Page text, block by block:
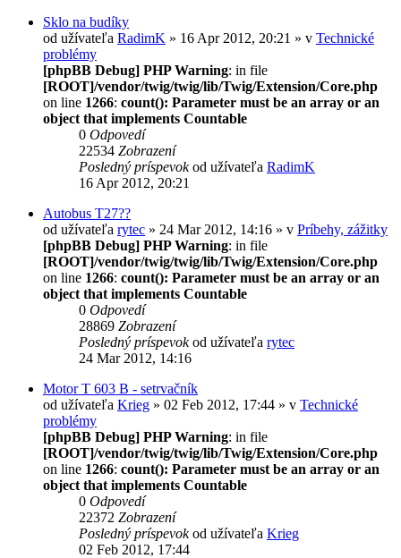
Sklo na budíky
od užívateľa RadimK » 16 Apr 2012, 20:21 » v Technické
problémy
[phpBB Debug] PHP Warning: in file
[ROOT]/vendor/twig/twig/lib/Twig/Extension/Core.php
on line 1266: count(): Parameter must be an array or an
object that implements Countable
0 Odpovedí
22534 Zobrazení
Posledný príspevokod užívateľa RadimK
16 Apr 2012, 20:21
Autobus T27??
od užívateľa rytec » 24 Mar 2012, 14:16 » v Príbehy, zážitky
[phpBB Debug] PHP Warning: in file
[ROOT]/vendor/twig/twig/lib/Twig/Extension/Core.php
on line 1266: count(): Parameter must be an array or an
object that implements Countable
0 Odpovedí
28869 Zobrazení
Posledný príspevokod užívateľa rytec
24 Mar 2012, 14:16
Motor T 603 B - setrvačník
od užívateľa Krieg » 02 Feb 2012, 17:44 » v Technické
problémy
[phpBB Debug] PHP Warning: in file
[ROOT]/vendor/twig/twig/lib/Twig/Extension/Core.php
on line 1266: count(): Parameter must be an array or an
object that implements Countable
0 Odpovedí
22372 Zobrazení
Posledný príspevokod užívateľa Krieg
02 Feb 2012, 17:44